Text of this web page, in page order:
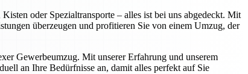
oder Spezialtransporte – alles ist bei uns abgedeckt. Mit
überzeugen und profitieren Sie von einem Umzug, der
Gewerbeumzug. Mit unserer Erfahrung und unserem
an Ihre Bedürfnisse an, damit alles perfekt auf Sie